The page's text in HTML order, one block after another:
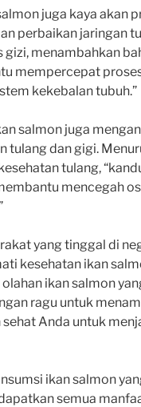
juga kaya akan
perbaikan jaringan
menambahkan
mempercepat
kekebalan tubuh.”
salmon juga
tulang dan gigi.
tulang,
mencegah
yang tinggal di
kesehatan ikan
ikan salmon
ragu untuk
Anda untuk
ikan salmon
semua